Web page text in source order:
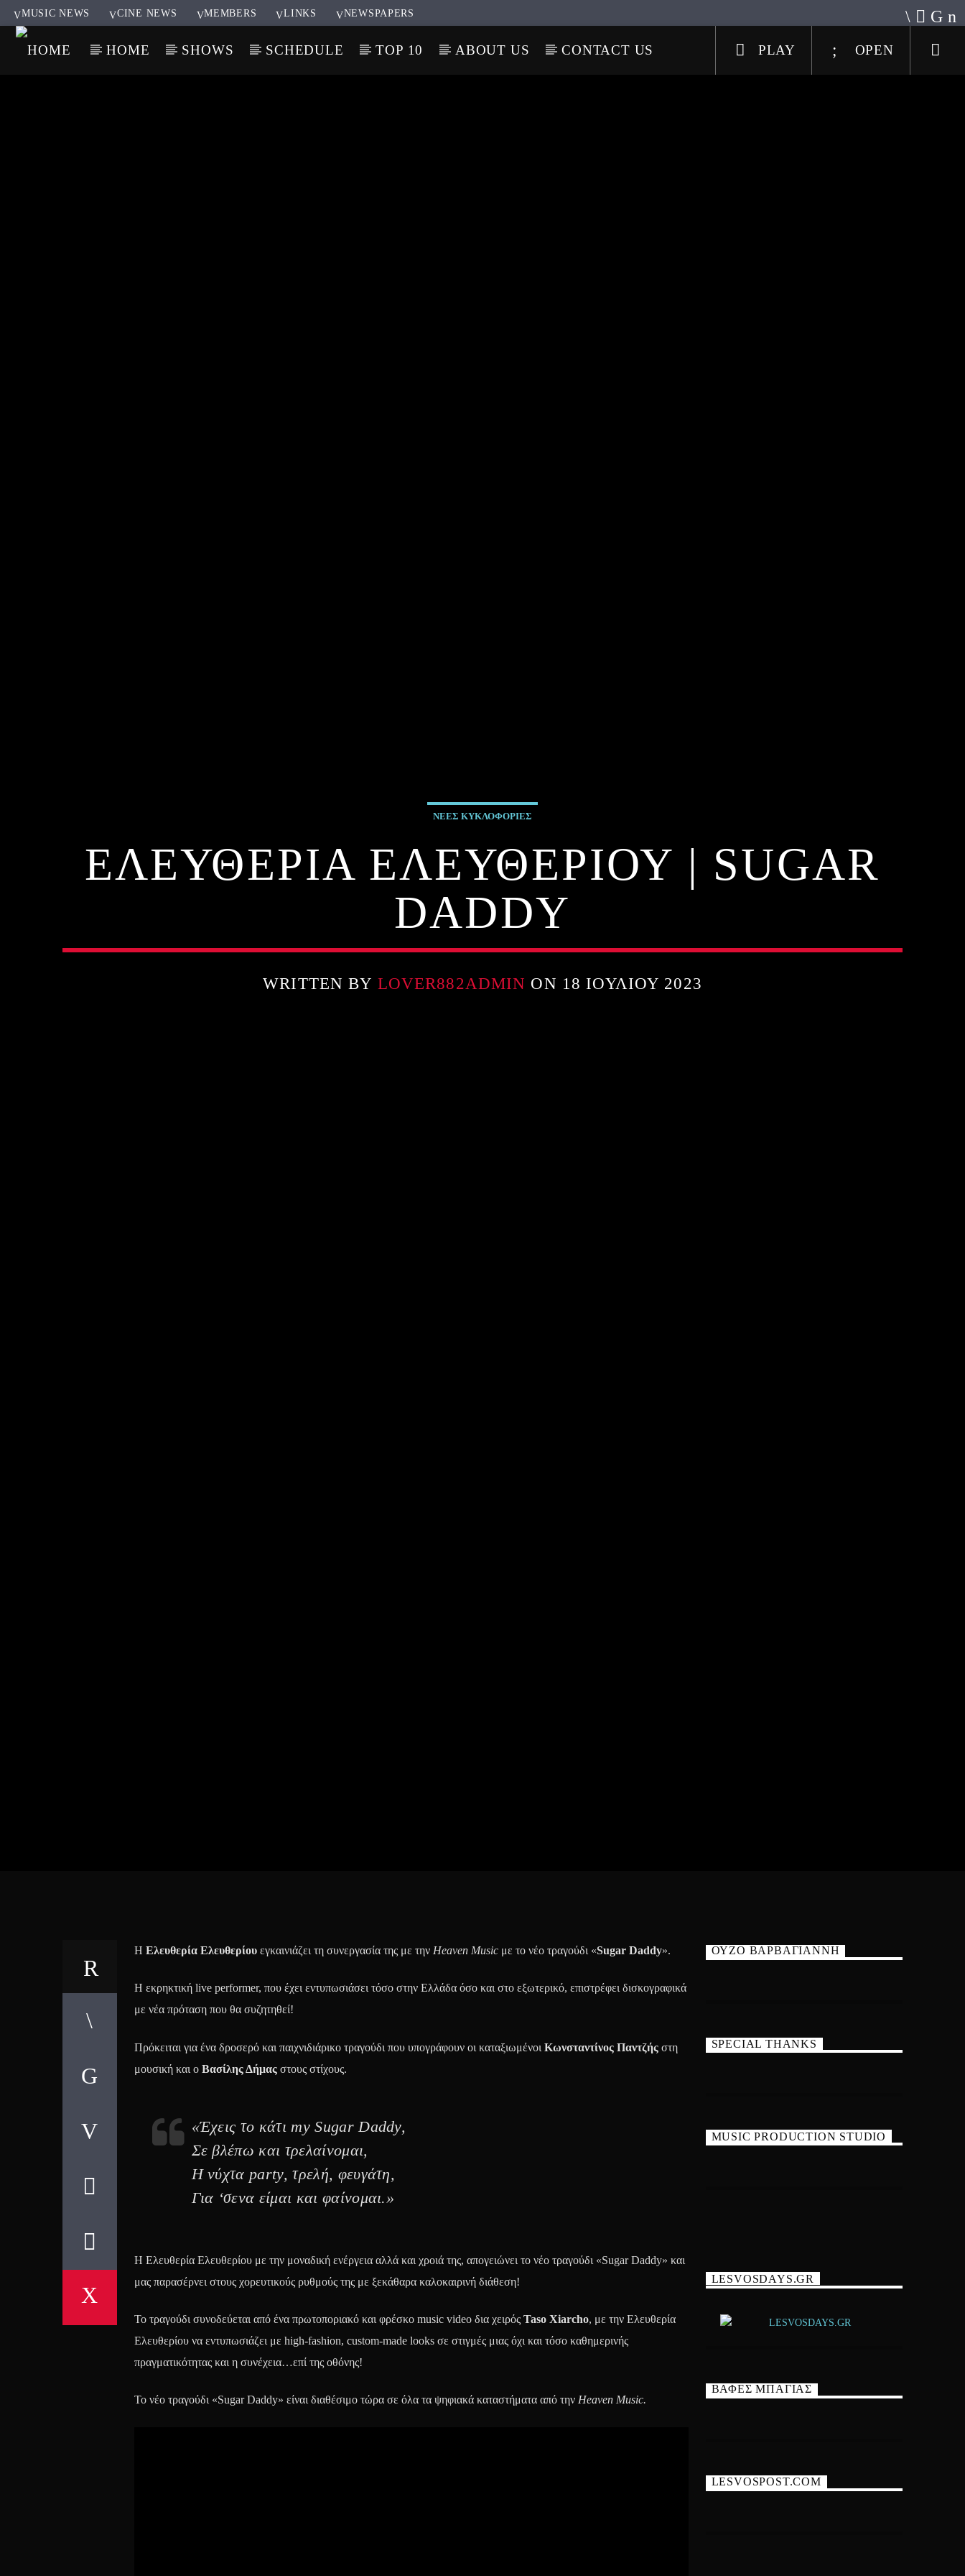
MUSIC NEWS CINE NEWS MEMBERS LINKS NEWSPAPERS
HOME SHOWS SCHEDULE TOP 10 ABOUT US CONTACT US OPEN
PLAY
ΝΕΕΣ ΚΥΚΛΟΦΟΡΙΕΣ
ΕΛΕΥΘΕΡΙΑ ΕΛΕΥΘΕΡΙΟΥ | SUGAR
DADDY
WRITTEN BY LOVER882ADMIN ON 18 ΙΟΥΛΊΟΥ 2023
Η Ελευθερία Ελευθερίουεγκαινιάζει τη συνεργασία της με την Heaven Musicμε το νέο τραγούδι «Sugar Daddy».
Η εκρηκτική live performer, που έχει εντυπωσιάσει τόσο στην Ελλάδα όσο και στο εξωτερικό, επιστρέφει δισκογραφικά
με νέα πρόταση που θα συζητηθεί!
Πρόκειται για ένα δροσερό και παιχνιδιάρικο τραγούδι που υπογράφουν οι καταξιωμένοι Κωνσταντίνος Παντζήςστη
μουσική και ο Βασίλης Δήμαςστους στίχους.
«Έχεις το κάτι my Sugar Daddy,
Σε βλέπω και τρελαίνομαι,
Η νύχτα party, τρελή, φευγάτη,
Για ‘σενα είμαι και φαίνομαι.»
Η Ελευθερία Ελευθερίου με την μοναδική ενέργεια αλλά και χροιά της, απογειώνει το νέο τραγούδι «Sugar Daddy» και
μας παρασέρνει στους χορευτικούς ρυθμούς της με ξεκάθαρα καλοκαιρινή διάθεση!
Το τραγούδι συνοδεύεται από ένα πρωτοποριακό και φρέσκο music video δια χειρός Taso Xiarcho, με την Ελευθερία
Ελευθερίου να εντυπωσιάζει με high-fashion, custom-made looks σε στιγμές μιας όχι και τόσο καθημερινής
πραγματικότητας και η συνέχεια…επί της οθόνης!
Το νέο τραγούδι «Sugar Daddy» είναι διαθέσιμο τώρα σε όλα τα ψηφιακά καταστήματα από την Heaven Music.
ΟΥΖΟ ΒΑΡΒΑΓΙΑΝΝΗ
SPECIAL THANKS
MUSIC PRODUCTION STUDIO
LESVOSDAYS.GR
ΒΑΦΕΣ ΜΠΑΓΙΑΣ
LESVOSPOST.COM